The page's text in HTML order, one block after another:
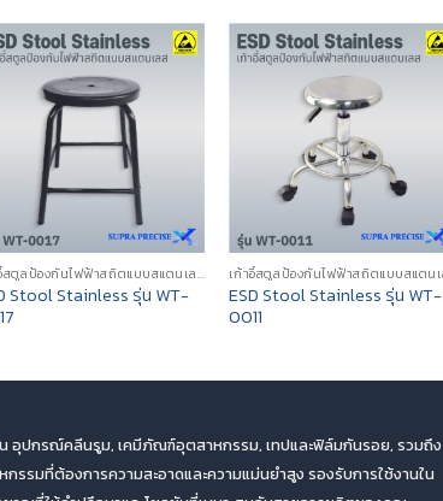
เก้าอี้สตูลป้องกันไฟฟ้าสถิตแบบสแตนเลส (ESD STAINLESS STEEL STOOLS)
Stool Stainless รุ่น WT-
ESD Stool Stainless รุ่น WT-
0011
อุปกรณ์คลีนรูม, เคมีภัณฑ์อุตสาหกรรม, เทปและฟิล์มกันรอย, รวมถึง
รมที่ต้องการความสะอาดและความแม่นยำสูง รองรับการใช้งานใน